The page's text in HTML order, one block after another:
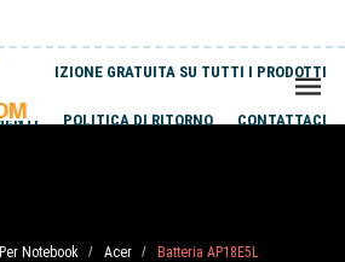
SPEDIZIONE GRATUITA SU TUTTI I PRODOTTI
POLITICA DI RITORNO CONTATTACI
Notebook / Acer / Batteria AP18E5L